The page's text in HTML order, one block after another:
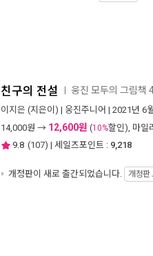
친구의 전설 웅진 모두의 그림책
이지은 (지은이) | 웅진주니어 | 2021년 6
14,000원 → 12,600원 (10%할인), 마일
9.8 (107) | 세일즈포인트 : 9,218
개정판이 새로 출간되었습니다. 개정판